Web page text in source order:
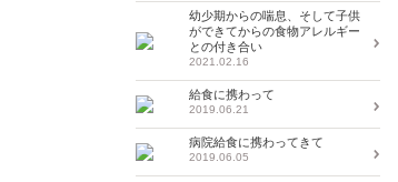
幼少期からの喘息、そして子供
ができてからの食物アレルギー
との付き合い
2021.02.16
給食に携わって
2019.06.21
病院給食に携わってきて
2019.06.05